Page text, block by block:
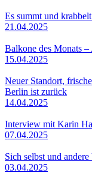
Es summt und
21.04.2025
Balkone des Monats
15.04.2025
Neuer Standort,
Berlin ist zurück
14.04.2025
Interview mit Karin
07.04.2025
Sich selbst und andere
03.04.2025